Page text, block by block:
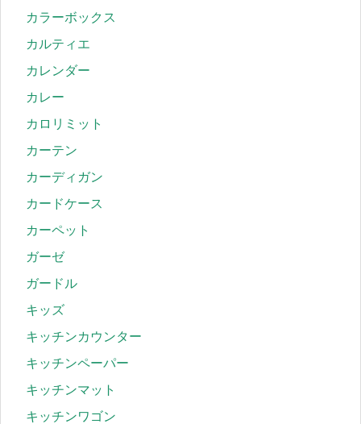
カラーボックス
カルティエ
カレンダー
カレー
カロリミット
カーテン
カーディガン
カードケース
カーペット
ガーゼ
ガードル
キッズ
キッチンカウンター
キッチンペーパー
キッチンマット
キッチンワゴン